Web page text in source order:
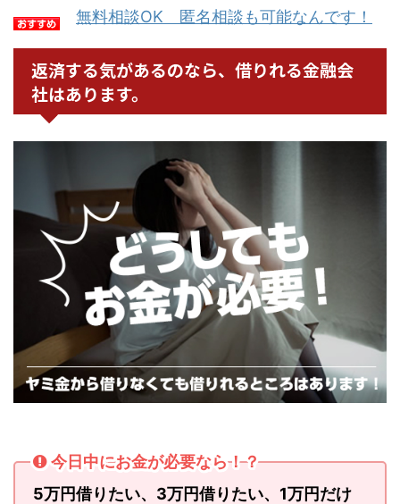
無料相談OK 匿名相談も可能なんです！
返済する気があるのなら、借りれる金融会
社はあります。
今日中にお金が必要なら！？
5万円借りたい、3万円借りたい、1万円だけ